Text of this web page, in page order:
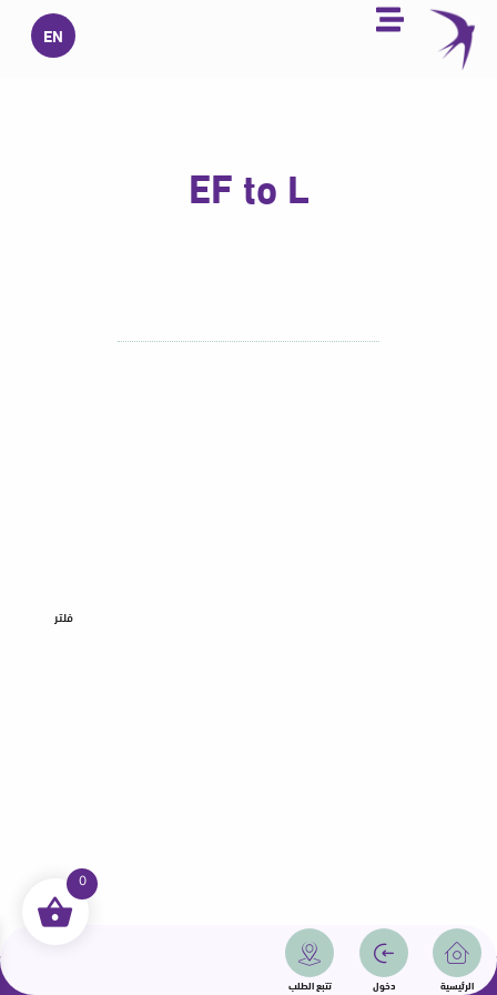
تخطي
المحتوى
EN
الرئيسية دخول تتبع الطلب
EF to L
فلتر
جميع الحقوق محفوظة | سمامة 2025 | دولة قطر
0